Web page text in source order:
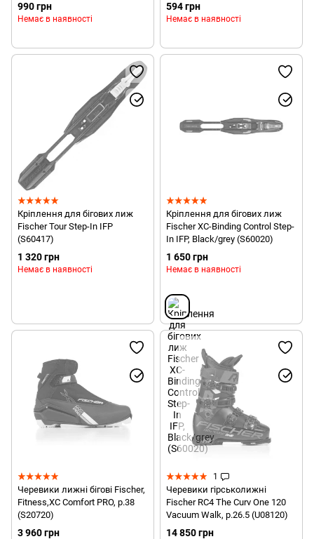
990 грн
Немає в наявності
594 грн
Немає в наявності
Кріплення для бігових лиж
Fischer Tour Step-In IFP
(S60417)
1 320 грн
Немає в наявності
Кріплення для бігових лиж
Fischer XC-Binding Control Step-
In IFP, Black/grey (S60020)
1 650 грн
Немає в наявності
Черевики лижні бігові Fischer,
Fitness,XC Comfort PRO, р.38
(S20720)
3 960 грн
1
Черевики гірськолижні
Fischer RC4 The Curv One 120
Vacuum Walk, р.26.5 (U08120)
14 850 грн